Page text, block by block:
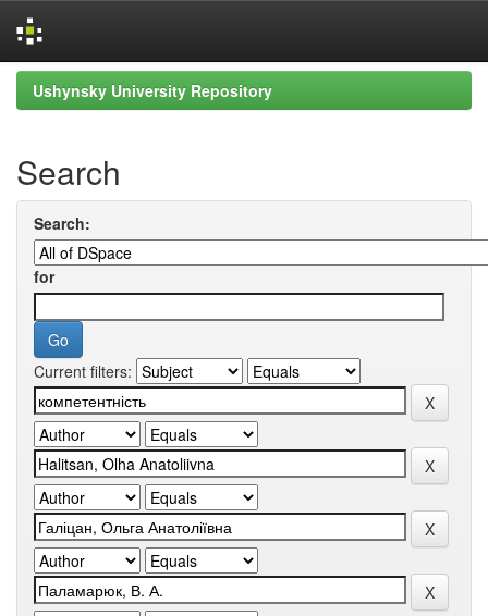
Skip
navigation
Ushynsky University Repository
Search
Search:
for
Current filters: